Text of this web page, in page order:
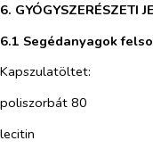
6. GYÓGYSZERÉSZETI
6.1 Segédanyagok
Kapszulatöltet:
poliszorbát 80
lecitin